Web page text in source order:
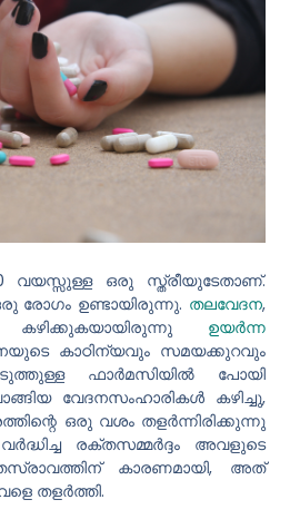
വയസ്സുള്ള ഒരു സ്ത്രീയുടേതാണ്.
രോഗം ഉണ്ടായിരുന്നു. തലവേദന,
ഉയർന്ന
കാഠിന്യവും സമയക്കുറവും
ഫാർമസിയിൽ പോയി
വേദനസംഹാരികൾ കഴിച്ചു,
ഒരു വശം തളർന്നിരിക്കുന്നു
രക്തസമ്മർദ്ദം അവളുടെ
കാരണമായി, അത്
തളർത്തി.